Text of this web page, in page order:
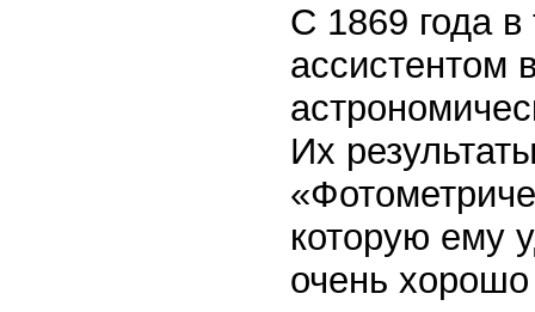
С 1869 года
ассистентом
Их
которую ему
очень хорошо